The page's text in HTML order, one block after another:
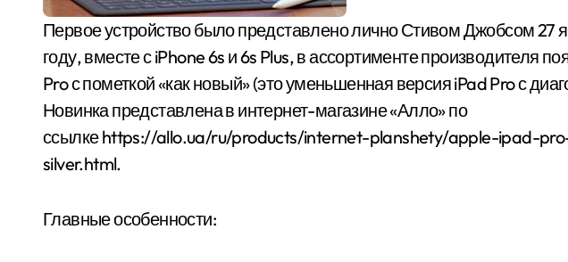
Первое устройство было представлено лично Стивом Джобсом 27
году, вместе с iPhone 6s и 6s Plus, в ассортименте производителя
Pro с пометкой «как новый» (это уменьшенная версия iPad Pro с
Новинка представлена в интернет-магазине «Алло» по
ссылке https://allo.ua/ru/products/internet-planshety/apple-ipad-
silver.html.
Главные особенности: